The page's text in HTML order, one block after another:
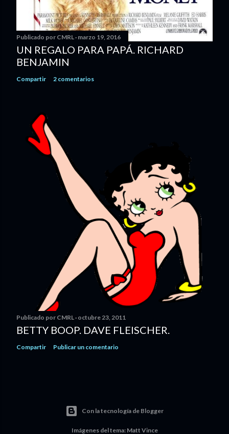
Publicado por CMRL marzo 19, 2016
UN REGALO PARA PAPÁ. RICHARD
BENJAMIN
Compartir 2 comentarios
Publicado por CMRL octubre 23, 2011
BETTY BOOP. DAVE FLEISCHER.
Compartir Publicar un comentario
Con la tecnología de Blogger
Imágenes del tema: Matt Vince